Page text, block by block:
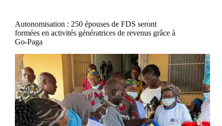
Autonomisation : 250 épouses de FDS seront
formées en activités génératrices de revenus grâce à
Go-Paga